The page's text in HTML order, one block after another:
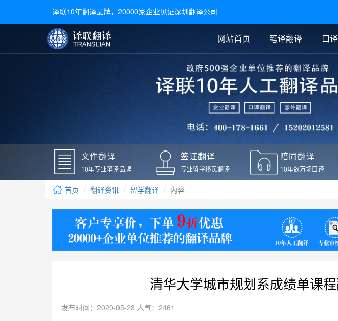
译联10年翻译品牌，20000家企业见证深圳翻译公司
网站首页 笔译翻译
文件翻译 医学翻译 法律翻译 说
口
广交会翻译 交替传译 同声传译
常用语种翻译
日语翻译
德语翻译
老挝语翻译
毕业证翻译
户口本翻译
学位证翻译
身份证翻译
签证材料翻译
银行流水翻译
驾照翻译
疫苗本翻译
新冠疫苗接种证明翻译
核酸检测报告英文版翻
译
证件翻译
签证
口译新闻
翻译新闻
文件翻译
10年专业笔译品牌
签证翻译
专业留学移民翻译
陪同翻译
10年数万场口译
首页 翻译资讯 留学翻译 内容
清华大学城市规划系成绩单课
发布时间：2020-05-28 人气：2461